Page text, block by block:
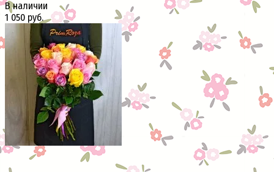
избранное сравнить
В наличии
1 050 руб.